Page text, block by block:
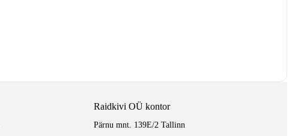
Raidkivi OÜ kontor
Pärnu mnt. 139E/2 Tallinn